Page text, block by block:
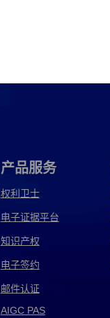
产品服务
权利卫士
电子证据平台
知识产权
电子签约
邮件认证
AIGC PAS